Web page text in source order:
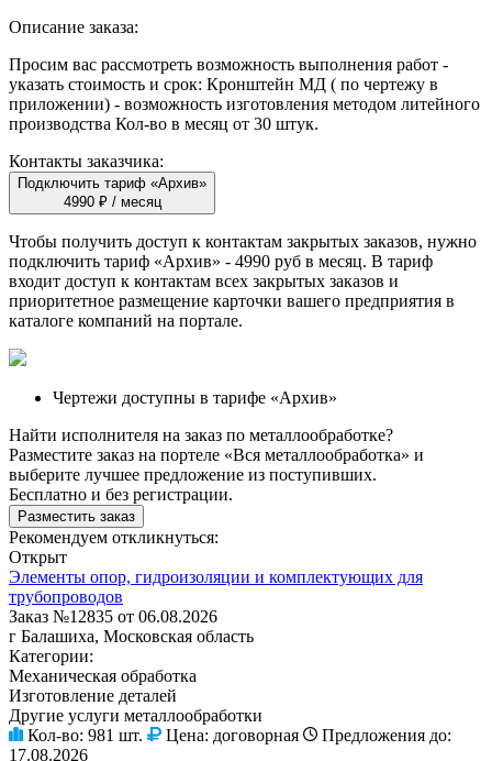
Описание заказа:
Просим вас рассмотреть возможность выполнения работ -
указать стоимость и срок: Кронштейн МД ( по чертежу в
приложении) - возможность изготовления методом литейного
производства Кол-во в месяц от 30 штук.
Контакты заказчика:
Подключить тариф «Архив»
4990 ₽ / месяц
Чтобы получить доступ к контактам закрытых заказов, нужно
подключить тариф «Архив» - 4990 руб в месяц. В тариф
входит доступ к контактам всех закрытых заказов и
приоритетное размещение карточки вашего предприятия в
каталоге компаний на портале.
Чертежи доступны в тарифе «Архив»
Найти исполнителя на заказ по металлообработке?
Разместите заказ на портеле «Вся металлообработка» и
выберите лучшее предложение из поступивших.
Бесплатно и без регистрации.
Разместить заказ
Рекомендуем откликнуться:
Открыт
Элементы опор, гидроизоляции и комплектующих для
трубопроводов
Заказ №12835 от 06.08.2026
г Балашиха, Московская область
Категории:
Механическая обработка
Изготовление деталей
Другие услуги металлообработки
Кол-во: 981 шт. Цена: договорная
Предложения до:
17.08.2026